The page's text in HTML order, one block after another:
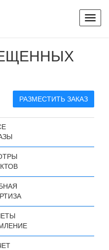
РАЗМЕСТИТЬ ЗАКАЗ